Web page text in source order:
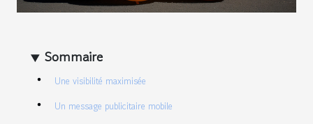
Sommaire
Une visibilité maximisée
Un message publicitaire mobile